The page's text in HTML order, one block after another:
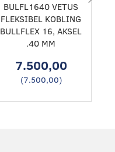
BULFL1640 VETUS
FLEKSIBEL KOBLING
BULLFLEX 16, AKSEL
.40 MM
7.500,00
(7.500,00)